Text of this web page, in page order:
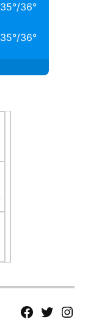
35°/36°
35°/36°
fb Tw tw